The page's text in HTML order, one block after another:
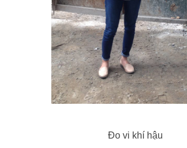
Đo vi khí hậu Lấy